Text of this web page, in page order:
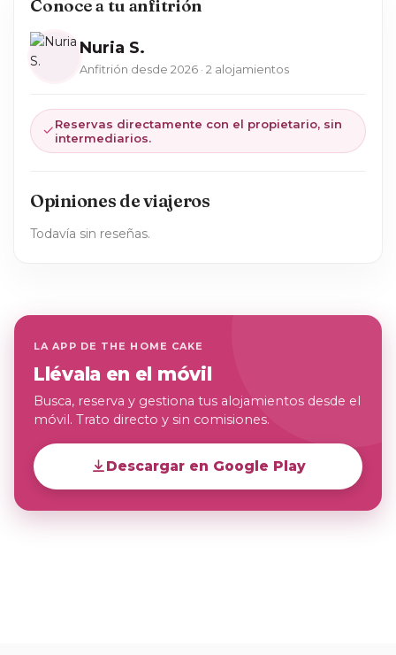
Conoce a tu anfitrión
Nuria S.
Anfitrión desde 2026 · 2 alojamientos
Reservas directamente con el propietario, sin
intermediarios.
Opiniones de viajeros
Todavía sin reseñas.
LA APP DE THE HOME CAKE
Llévala en el móvil
Busca, reserva y gestiona tus alojamientos desde el
móvil. Trato directo y sin comisiones.
Descargar en Google Play